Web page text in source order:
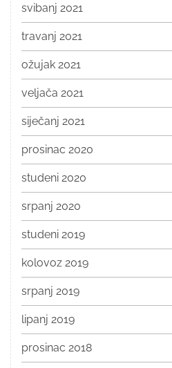
svibanj 2021
travanj 2021
ožujak 2021
veljača 2021
siječanj 2021
prosinac 2020
studeni 2020
srpanj 2020
studeni 2019
kolovoz 2019
srpanj 2019
lipanj 2019
prosinac 2018